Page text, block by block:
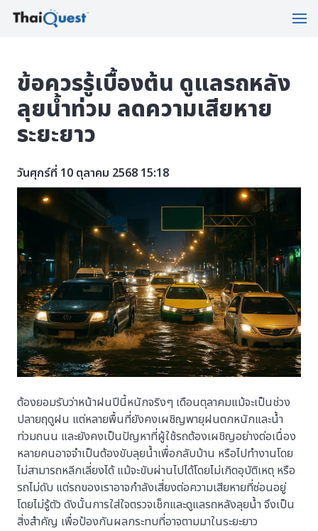
ข้อควรรู้เบื้องต้น ดูแลรถหลัง
ลุยน้ำท่วม ลดความเสียหาย
ระยะยาว
วันศุกร์ที่ 10 ตุลาคม 2568 15:18
ต้องยอมรับว่าหน้าฝนปีนี้หนักจริงๆ เดือนตุลาคมแม้จะเป็นช่วง
ปลายฤดูฝน แต่หลายพื้นที่ยังคงเผชิญพายุฝนตกหนักและน้ำ
ท่วมถนน และยังคงเป็นปัญหาที่ผู้ใช้รถต้องเผชิญอย่างต่อเนื่อง
หลายคนอาจจำเป็นต้องขับลุยน้ำเพื่อกลับบ้าน หรือไปทำงานโดย
ไม่สามารถหลีกเลี่ยงได้ แม้จะขับผ่านไปได้โดยไม่เกิดอุบัติเหตุ หรือ
รถไม่ดับ แต่รถของเราอาจกำลังเสี่ยงต่อความเสียหายที่ซ่อนอยู่
โดยไม่รู้ตัว ดังนั้นการใส่ใจตรวจเช็กและดูแลรถหลังลุยน้ำ จึงเป็น
สิ่งสำคัญ เพื่อป้องกันผลกระทบที่อาจตามมาในระยะยาว